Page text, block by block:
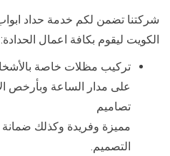
شركتنا تضمن لكم خدمة حداد
الكويت ليقوم بكافة اعمال الحدادة:
تركيب مظلات خاصة
على مدار الساعة وبأرخص
تصاميم
مميزة وفريدة وكذلك
التصميم.